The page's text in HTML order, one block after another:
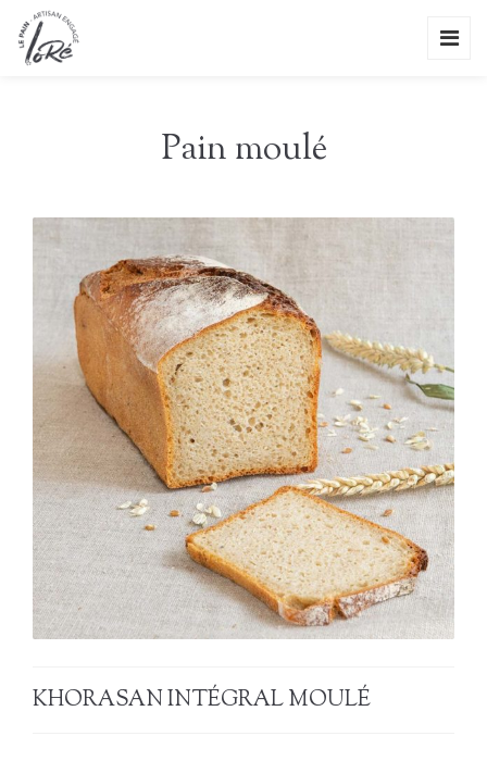
Pain moulé
KHORASAN INTÉGRAL MOULÉ